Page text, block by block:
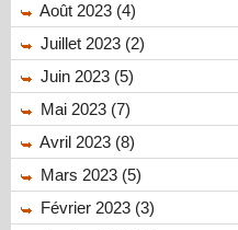
Août 2023 (4)
Juillet 2023 (2)
Juin 2023 (5)
Mai 2023 (7)
Avril 2023 (8)
Mars 2023 (5)
Février 2023 (3)